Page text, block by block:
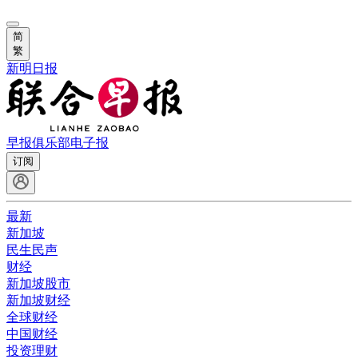
简
繁
新明日报
早报俱乐部电子报
订阅
最新
新加坡
民生民声
财经
新加坡股市
新加坡财经
全球财经
中国财经
投资理财